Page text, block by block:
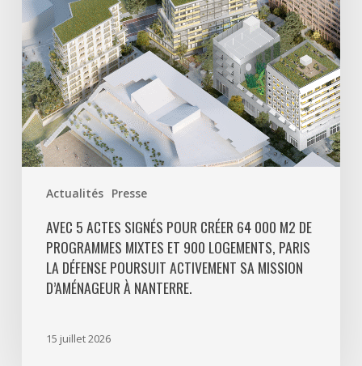
Actualités Presse
000
m2
de
programmes
mixtes
et
900
logements,
Défense
poursuit
activement
AVEC 5 ACTES SIGNÉS POUR CRÉER 64 000 M2 DE
PROGRAMMES MIXTES ET 900 LOGEMENTS, PARIS
LA DÉFENSE POURSUIT ACTIVEMENT SA MISSION
D’AMÉNAGEUR À NANTERRE.
15 juillet 2026